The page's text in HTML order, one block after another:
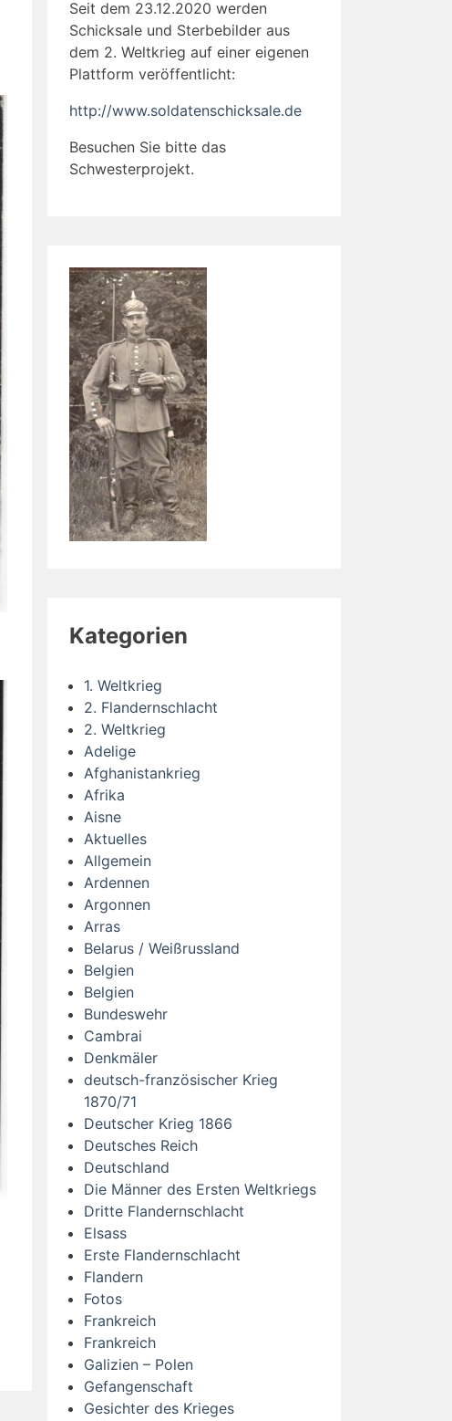
Seit dem 23.12.2020 werden
Schicksale und Sterbebilder aus
dem 2. Weltkrieg auf einer eigenen
Plattform veröffentlicht:
http://www.soldatenschicksale.de
Besuchen Sie bitte das
Schwesterprojekt.
Kategorien
1. Weltkrieg
2. Flandernschlacht
2. Weltkrieg
Adelige
Afghanistankrieg
Afrika
Aisne
Aktuelles
Allgemein
Ardennen
Argonnen
Arras
Belarus / Weißrussland
Belgien
Belgien
Bundeswehr
Cambrai
Denkmäler
deutsch-französischer Krieg
1870/71
Deutscher Krieg 1866
Deutsches Reich
Deutschland
Die Männer des Ersten Weltkriegs
Dritte Flandernschlacht
Elsass
Erste Flandernschlacht
Flandern
Fotos
Frankreich
Frankreich
Galizien – Polen
Gefangenschaft
Gesichter des Krieges